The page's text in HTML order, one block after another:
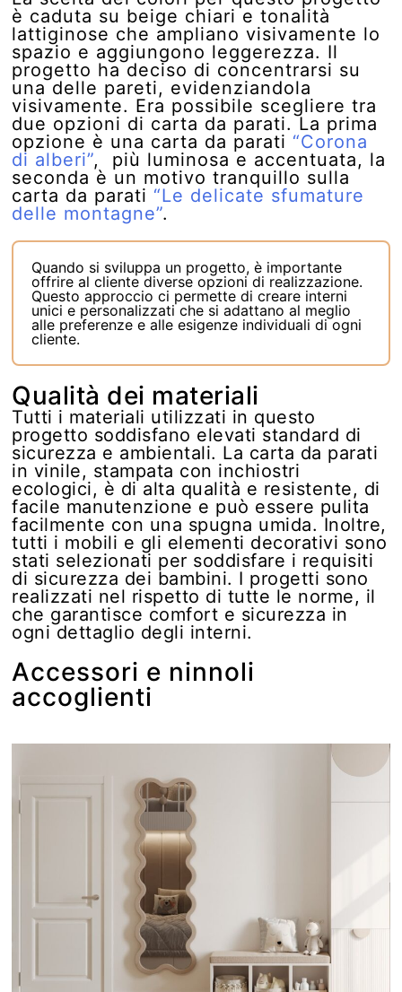
è caduta su beige chiari e tonalità
lattiginose che ampliano visivamente lo
spazio e aggiungono leggerezza. Il
progetto ha deciso di concentrarsi su
una delle pareti, evidenziandola
visivamente. Era possibile scegliere tra
due opzioni di carta da parati. La prima
opzione è una carta da parati “Corona
di alberi”, più luminosa e accentuata, la
seconda è un motivo tranquillo sulla
carta da parati “Le delicate sfumature
delle montagne”.
Quando si sviluppa un progetto, è importante
offrire al cliente diverse opzioni di realizzazione.
Questo approccio ci permette di creare interni
unici e personalizzati che si adattano al meglio
alle preferenze e alle esigenze individuali di ogni
cliente.
Qualità dei materiali
Tutti i materiali utilizzati in questo
progetto soddisfano elevati standard di
sicurezza e ambientali. La carta da parati
in vinile, stampata con inchiostri
ecologici, è di alta qualità e resistente, di
facile manutenzione e può essere pulita
facilmente con una spugna umida. Inoltre,
tutti i mobili e gli elementi decorativi sono
stati selezionati per soddisfare i requisiti
di sicurezza dei bambini. I progetti sono
realizzati nel rispetto di tutte le norme, il
che garantisce comfort e sicurezza in
ogni dettaglio degli interni.
Accessori e ninnoli
accoglienti